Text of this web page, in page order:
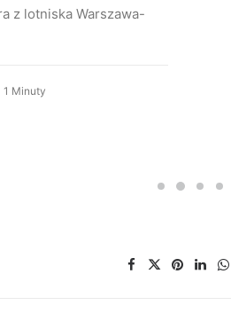
z lotniska Warszawa-
1 Minuty